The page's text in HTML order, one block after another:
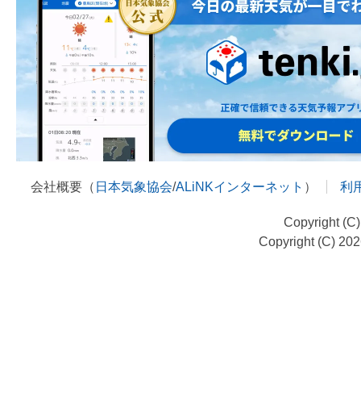
会社概要（ 日本気象協会/ALiNKインターネット ） 利
Copyright
Copyright (C)